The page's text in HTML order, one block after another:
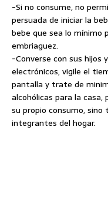
-Si no consume, no
persuada de iniciar la
bebe que sea lo mínimo
embriaguez.
-Converse con sus hijos
electrónicos, vigile el
pantalla y trate de
alcohólicas para la
su propio consumo,
integrantes del hogar.